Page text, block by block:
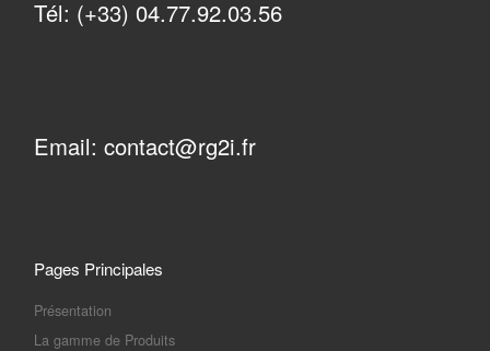
Tél: (+33) 04.77.92.03.56
Email: contact@rg2i.fr
Pages Principales
Présentation
La gamme de Produits